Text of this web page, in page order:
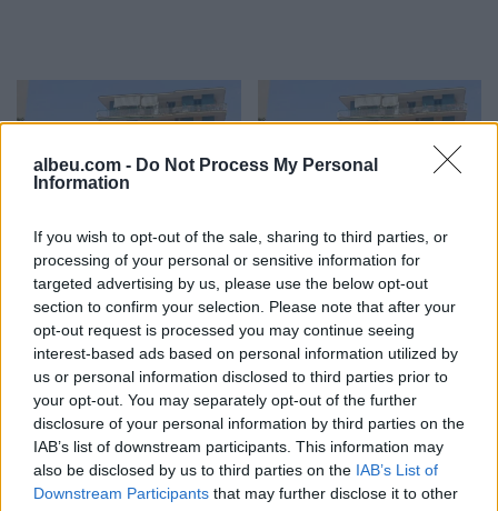
albeu.com - Do Not Process My Personal
Information
If you wish to opt-out of the sale, sharing to third parties, or
processing of your personal or sensitive information for
targeted advertising by us, please use the below opt-out
section to confirm your selection. Please note that after your
opt-out request is processed you may continue seeing
interest-based ads based on personal information utilized by
us or personal information disclosed to third parties prior to
your opt-out. You may separately opt-out of the further
disclosure of your personal information by third parties on the
IAB’s list of downstream participants. This information may
also be disclosed by us to third parties on the IAB’s List of
Downstream Participants that may further disclose it to other
Tezja 82-vjeçare dhe nipi
44-vjeçar gjenden pa jetë
në një banesë në Napoli
Napoli, tezja dhe nipi
gjenden pa jetë në
apartament, dyshohet se
kishin vdekur prej disa
ditësh
Shkatërrohet në Spanjë
Modelet e Inteligjencës